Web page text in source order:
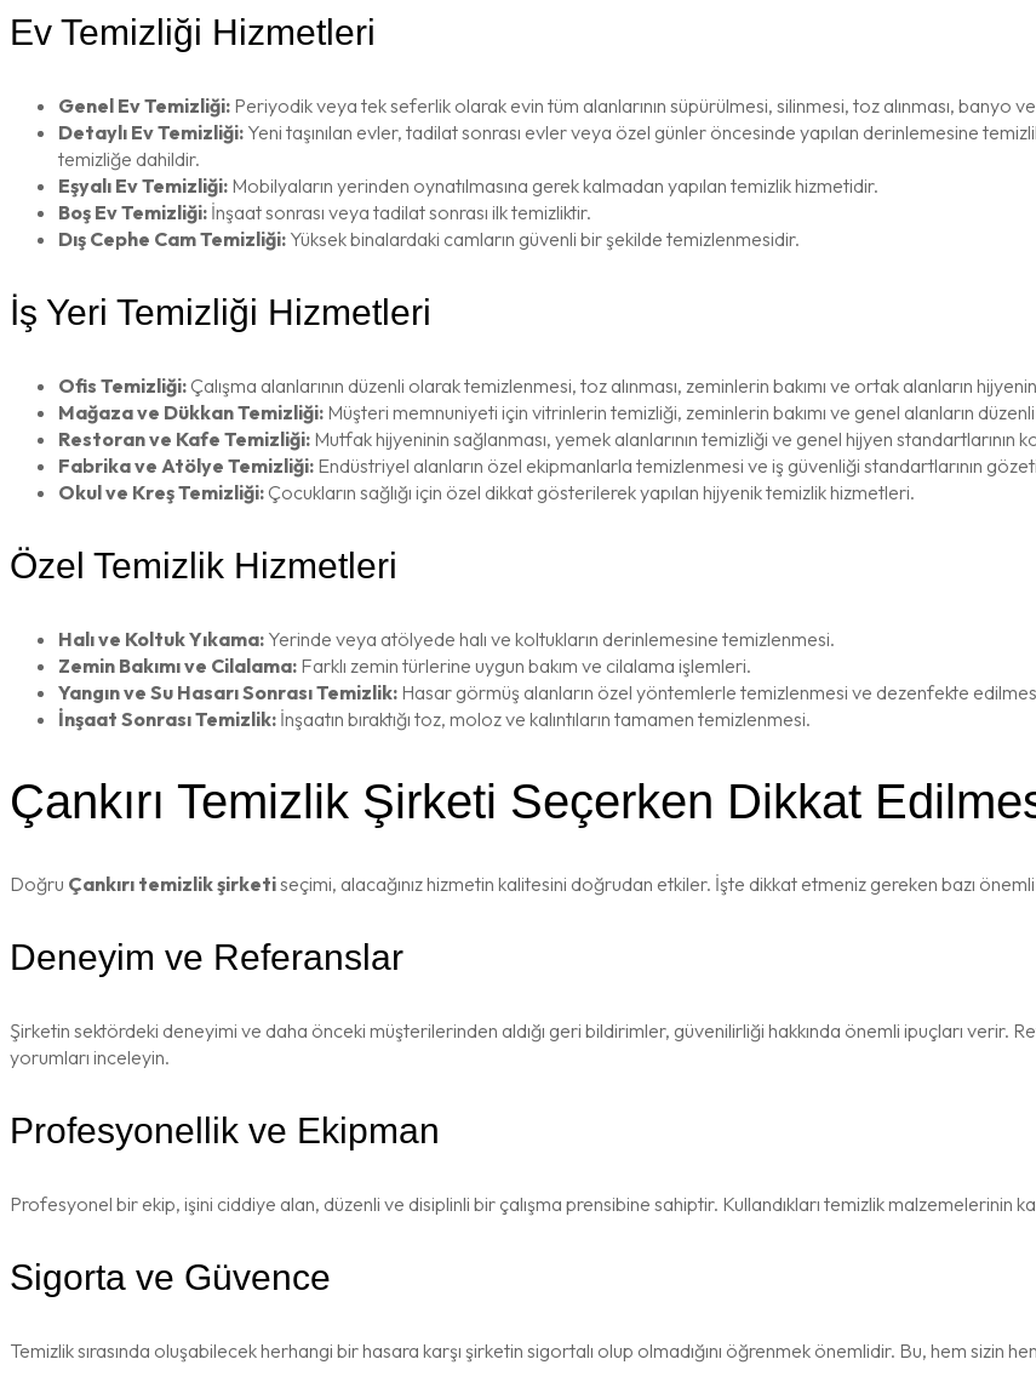
Ev Temizliği Hizmetleri
Genel Ev Temizliği: Periyodik veya tek seferlik olarak evin tüm alanlarının süpürülmesi, silinmesi, toz alınması,
Detaylı Ev Temizliği: Yeni taşınılan evler, tadilat sonrası evler veya özel günler öncesinde yapılan derinlemesine
temizliğe dahildir.
Eşyalı Ev Temizliği: Mobilyaların yerinden oynatılmasına gerek kalmadan yapılan temizlik hizmetidir.
Boş Ev Temizliği: İnşaat sonrası veya tadilat sonrası ilk temizliktir.
Dış Cephe Cam Temizliği: Yüksek binalardaki camların güvenli bir şekilde temizlenmesidir.
İş Yeri Temizliği Hizmetleri
Ofis Temizliği: Çalışma alanlarının düzenli olarak temizlenmesi, toz alınması, zeminlerin bakımı ve ortak alanların
Mağaza ve Dükkan Temizliği: Müşteri memnuniyeti için vitrinlerin temizliği, zeminlerin bakımı ve genel alanların düzenli
Restoran ve Kafe Temizliği: Mutfak hijyeninin sağlanması, yemek alanlarının temizliği ve genel hijyen standartlarının
Fabrika ve Atölye Temizliği: Endüstriyel alanların özel ekipmanlarla temizlenmesi ve iş güvenliği standartlarının
Okul ve Kreş Temizliği: Çocukların sağlığı için özel dikkat gösterilerek yapılan hijyenik temizlik hizmetleri.
Özel Temizlik Hizmetleri
Halı ve Koltuk Yıkama: Yerinde veya atölyede halı ve koltukların derinlemesine temizlenmesi.
Zemin Bakımı ve Cilalama: Farklı zemin türlerine uygun bakım ve cilalama işlemleri.
Yangın ve Su Hasarı Sonrası Temizlik: Hasar görmüş alanların özel yöntemlerle temizlenmesi ve dezenfekte
İnşaat Sonrası Temizlik: İnşaatın bıraktığı toz, moloz ve kalıntıların tamamen temizlenmesi.
Çankırı Temizlik Şirketi Seçerken Dikkat
Doğru Çankırı temizlik şirketiseçimi, alacağınız hizmetin kalitesini doğrudan etkiler. İşte dikkat etmeniz gereken bazı
Deneyim ve Referanslar
Şirketin sektördeki deneyimi ve daha önceki müşterilerinden aldığı geri bildirimler, güvenilirliği hakkında önemli ipuçları verir.
yorumları inceleyin.
Profesyonellik ve Ekipman
Profesyonel bir ekip, işini ciddiye alan, düzenli ve disiplinli bir çalışma prensibine sahiptir. Kullandıkları temizlik malzemelerinin
Sigorta ve Güvence
Temizlik sırasında oluşabilecek herhangi bir hasara karşı şirketin sigortalı olup olmadığını öğrenmek önemlidir. Bu, hem sizin